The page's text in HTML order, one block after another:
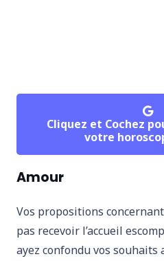
Cliquez et Cochez
votre
Amour
Vos propositions
pas recevoir l’accueil
ayez confondu vos souhaits